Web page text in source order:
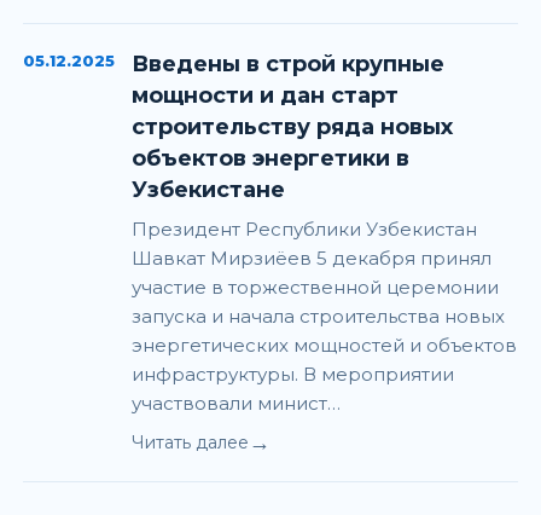
05.12.2025
Введены в строй крупные
мощности и дан старт
строительству ряда новых
объектов энергетики в
Узбекистане
Президент Республики Узбекистан
Шавкат Мирзиёев 5 декабря принял
участие в торжественной церемонии
запуска и начала строительства новых
энергетических мощностей и объектов
инфраструктуры. В мероприятии
участвовали минист…
Читать далее →